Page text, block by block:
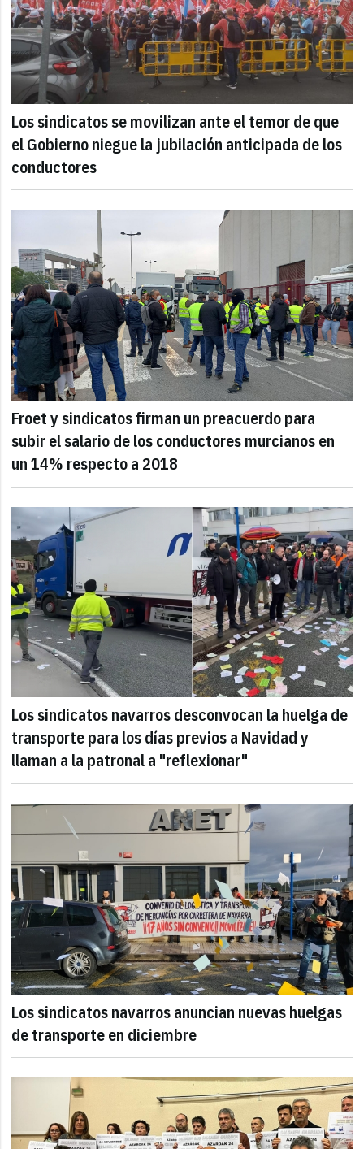
Los sindicatos se movilizan ante el temor de que
el Gobierno niegue la jubilación anticipada de los
conductores
Froet y sindicatos firman un preacuerdo para
subir el salario de los conductores murcianos en
un 14% respecto a 2018
Los sindicatos navarros desconvocan la huelga de
transporte para los días previos a Navidad y
llaman a la patronal a "reflexionar"
Los sindicatos navarros anuncian nuevas huelgas
de transporte en diciembre